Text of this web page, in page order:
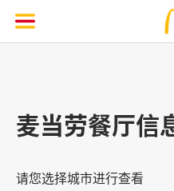
麦当劳餐厅信
请您选择城市进行查看